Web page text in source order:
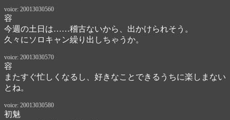
voice: 20013030560
容
今週の土日は……稽古ないから、出かけられそう。
久々にソロキャン繰り出しちゃうか。
voice: 20013030570
容
またすぐ忙しくなるし、好きなことできるうちに楽しまない
とね。
voice: 20013030580
初魅